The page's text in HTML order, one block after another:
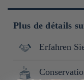
Plus de détails
Erfahren
Basée à Tokyo